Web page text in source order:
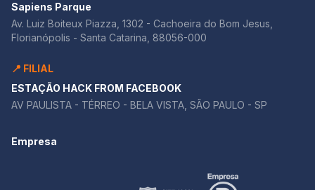
Sapiens Parque
Av. Luiz Boiteux Piazza, 1302 - Cachoeira do Bom Jesus,
Florianópolis - Santa Catarina, 88056-000
📍 FILIAL
ESTAÇÃO HACK FROM FACEBOOK
AV PAULISTA - TÉRREO - BELA VISTA, SÃO PAULO - SP
Empresa